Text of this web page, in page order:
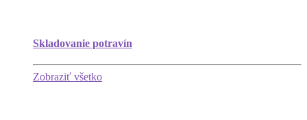
Skladovanie potravín
Zobraziť všetko